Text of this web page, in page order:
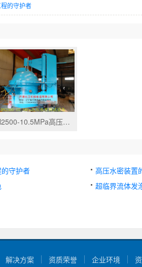
的守护者
DN2500-10.5MPa高压水密测试设备
守护者
高压水密装置
超临界流体发
解决方案 资质荣誉 企业环境